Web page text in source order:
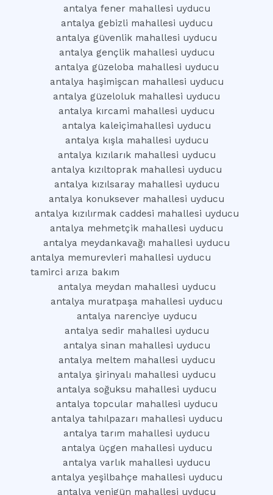
antalya fener mahallesi uyducu
antalya gebizli mahallesi uyducu
antalya güvenlik mahallesi uyducu
antalya gençlik mahallesi uyducu
antalya güzeloba mahallesi uyducu
antalya haşimişcan mahallesi uyducu
antalya güzeloluk mahallesi uyducu
antalya kırcami mahallesi uyducu
antalya kaleiçimahallesi uyducu
antalya kışla mahallesi uyducu
antalya kızılarık mahallesi uyducu
antalya kızıltoprak mahallesi uyducu
antalya kızılsaray mahallesi uyducu
antalya konuksever mahallesi uyducu
antalya kızılırmak caddesi mahallesi uyducu
antalya mehmetçik mahallesi uyducu
antalya meydankavağı mahallesi uyducu
antalya memurevleri mahallesi uyducu
tamirci arıza bakım
antalya meydan mahallesi uyducu
antalya muratpaşa mahallesi uyducu
antalya narenciye uyducu
antalya sedir mahallesi uyducu
antalya sinan mahallesi uyducu
antalya meltem mahallesi uyducu
antalya şirinyalı mahallesi uyducu
antalya soğuksu mahallesi uyducu
antalya topcular mahallesi uyducu
antalya tahılpazarı mahallesi uyducu
antalya tarım mahallesi uyducu
antalya üçgen mahallesi uyducu
antalya varlık mahallesi uyducu
antalya yeşilbahçe mahallesi uyducu
antalya yenigün mahallesi uyducu